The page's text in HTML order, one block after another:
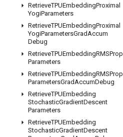
RetrieveTPUEmbeddingProximal
YogiParameters
RetrieveTPUEmbeddingProximal
YogiParametersGradAccum
Debug
RetrieveTPUEmbeddingRMSProp
Parameters
RetrieveTPUEmbeddingRMSProp
ParametersGradAccumDebug
RetrieveTPUEmbedding
StochasticGradientDescent
Parameters
RetrieveTPUEmbedding
StochasticGradientDescent
Tetap terhubung
Forum
GitHub
Twitter
YouTube